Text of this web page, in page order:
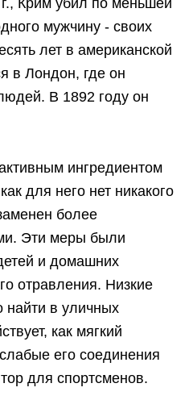
Крим убил по меньшей
мужчину - своих
лет в американской
в Лондон, где он
В 1892 году он
ингредиентом
для него нет никакого
более
Эти меры были
и домашних
отравления. Низкие
найти в уличных
как мягкий
его соединения
для спортсменов.